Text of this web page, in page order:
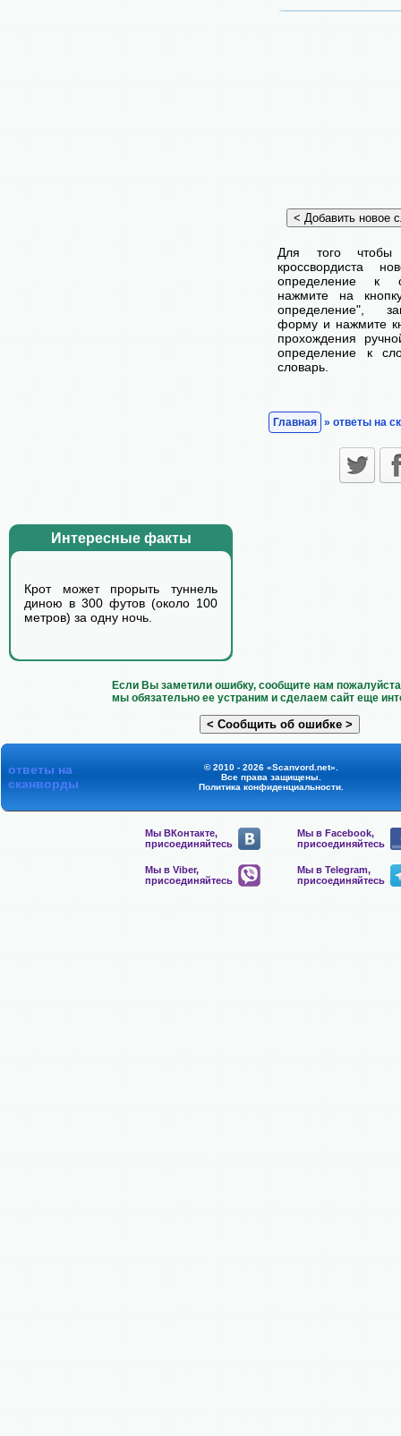
Интересные факты
Крот может прорыть туннель
диною в 300 футов (около 100
метров) за одну ночь.
Для того чтобы
кроссвордиста
определение к
нажмите на
определение",
форму и нажмите
прохождения
определение к
словарь.
Главная » ответы на
Если Вы заметили ошибку, сообщите нам
мы обязательно ее устраним и сделаем сайт еще
ответы на
сканворды
© 2010 - 2026 «Scanvord.net».
Все права защищены.
Политика конфиденциальности.
Мы ВКонтакте,
присоединяйтесь
Мы в Facebook,
присоединяйтесь
Мы в Viber,
присоединяйтесь
Мы в Telegram,
присоединяйтесь